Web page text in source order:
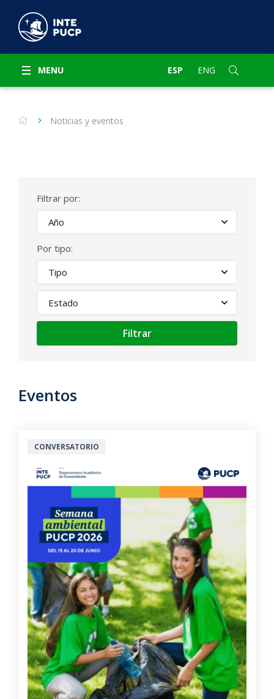
MENU ESP ENG
Noticias y eventos
Filtrar por:
Por tipo:
Filtrar
Eventos
CONVERSATORIO